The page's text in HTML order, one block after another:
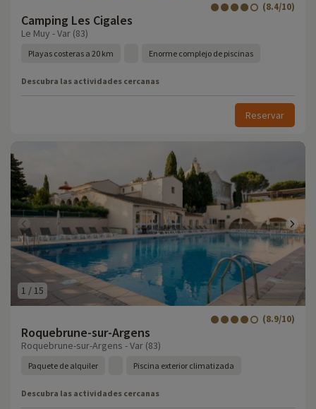
Camping Les Cigales
(8.4/10)
Le Muy - Var (83)
Playas costeras a 20 km Enorme complejo de piscinas
Descubra las actividades cercanas
Reservar
1 / 15
Roquebrune-sur-Argens
(8.9/10)
Roquebrune-sur-Argens - Var (83)
Paquete de alquiler Piscina exterior climatizada
Descubra las actividades cercanas